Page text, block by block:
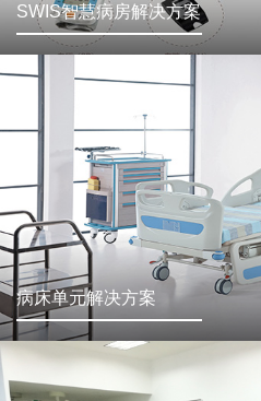
SWIS智慧病房解决方案
病床单元解决方案